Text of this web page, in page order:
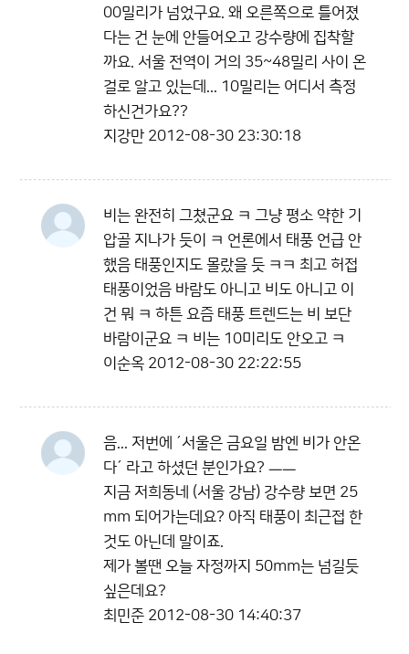
00밀리가 넘었구요. 왜 오른쪽으로 틀어졌
다는 건 눈에 안들어오고 강수량에 집착할
까요. 서울 전역이 거의 35~48밀리 사이 온
걸로 알고 있는데... 10밀리는 어디서 측정
하신건가요??
지강만 2012-08-30 23:30:18
비는 완전히 그쳤군요 ㅋ 그냥 평소 약한 기
압골 지나가 듯이 ㅋ 언론에서 태풍 언급 안
했음 태풍인지도 몰랐을 듯 ㅋㅋ 최고 허접
태풍이었음 바람도 아니고 비도 아니고 이
건 뭐 ㅋ 하튼 요즘 태풍 트렌드는 비 보단
바람이군요 ㅋ 비는 10미리도 안오고 ㅋ
이순옥 2012-08-30 22:22:55
음... 저번에 ´서울은 금요일 밤엔 비가 안온
다´ 라고 하셨던 분인가요? ㅡㅡ
지금 저희동네 (서울 강남) 강수량 보면 25
mm 되어가는데요? 아직 태풍이 최근접 한
것도 아닌데 말이죠.
제가 볼땐 오늘 자정까지 50mm는 넘길듯
싶은데요?
최민준 2012-08-30 14:40:37